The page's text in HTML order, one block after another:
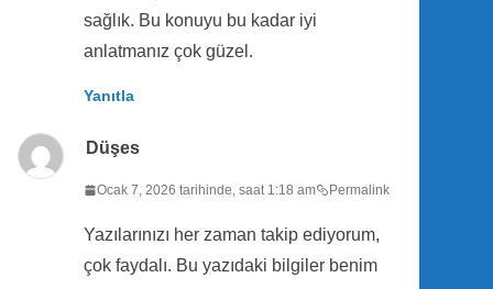
sağlık. Bu konuyu bu kadar iyi
anlatmanız çok güzel.
Yanıtla
Düşes
Ocak 7, 2026 tarihinde, saat 1:18 am Permalink
Yazılarınızı her zaman takip ediyorum,
çok faydalı. Bu yazıdaki bilgiler benim